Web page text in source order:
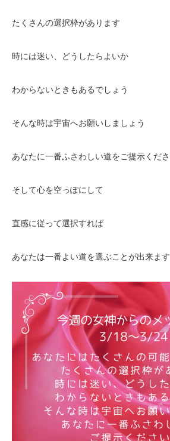
たくさんの選択枠があります
時には迷い、どうしたらよいか
わからないときもあるでしょう
そんな時は宇宙へお願いしましょう
あなたに一番ふさわしい道をご提示くだ
そして心を空っぽにして
直感に従って選択すれば
あなたは一番よい道を選ぶことが出来ます